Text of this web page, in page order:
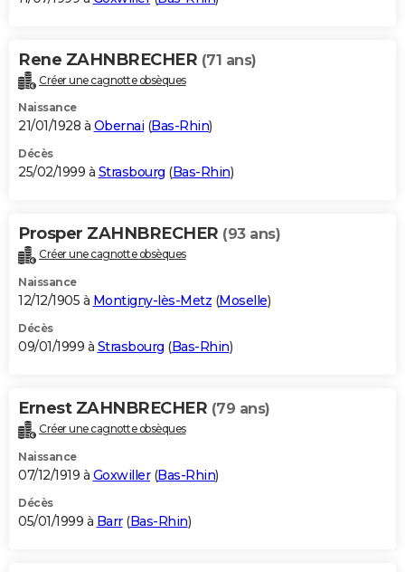
Rene ZAHNBRECHER (71 ans)
Créer une cagnotte obsèques
Naissance
21/01/1928 à Obernai (Bas-Rhin)
Décès
25/02/1999 à Strasbourg (Bas-Rhin)
Prosper ZAHNBRECHER (93 ans)
Créer une cagnotte obsèques
Naissance
12/12/1905 à Montigny-lès-Metz (Moselle)
Décès
09/01/1999 à Strasbourg (Bas-Rhin)
Ernest ZAHNBRECHER (79 ans)
Créer une cagnotte obsèques
Naissance
07/12/1919 à Goxwiller(Bas-Rhin)
Décès
05/01/1999 à Barr(Bas-Rhin)